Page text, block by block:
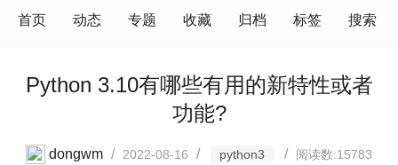
首页 动态 专题 收藏 归档 标签 搜索
Python 3.10有哪些有用的新特性或者
功能?
dongwm / 2022-08-16 / python3 / 阅读数:15783